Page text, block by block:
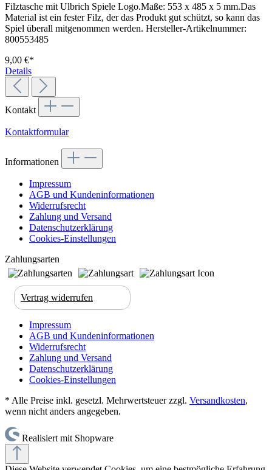
Filztasche mit Ulbrich Spiele Logo.Maße: 553 x 485 x 5 mm.Das
Material ist ein fester Filz, der das Produkt gut schützt, so kann das
Spiel überall mitgenommen werden. Hersteller-Artikelnummer:
800553485
9,00 €*
Details
Kontakt
Kontaktformular
Informationen
Impressum
AGB und Kundeninformationen
Widerrufsrecht
Zahlung und Versand
Datenschutzerklärung
Cookies-Einstellungen
Zahlungsarten
Vertrag widerrufen
Impressum
AGB und Kundeninformationen
Widerrufsrecht
Zahlung und Versand
Datenschutzerklärung
Cookies-Einstellungen
* Alle Preise inkl. gesetzl. Mehrwertsteuer zzgl. Versandkosten,
wenn nicht anders angegeben.
Realisiert mit Shopware